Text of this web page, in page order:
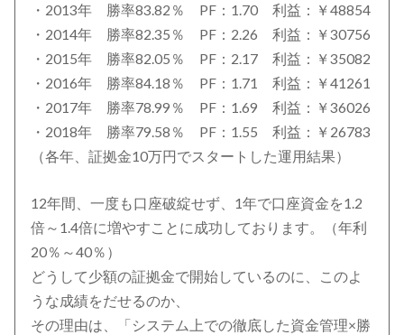
・2013年 勝率83.82％ PF：1.70 利益：￥48854
・2014年 勝率82.35％ PF：2.26 利益：￥30756
・2015年 勝率82.05％ PF：2.17 利益：￥35082
・2016年 勝率84.18％ PF：1.71 利益：￥41261
・2017年 勝率78.99％ PF：1.69 利益：￥36026
・2018年 勝率79.58％ PF：1.55 利益：￥26783
（各年、証拠金10万円でスタートした運用結果）
12年間、一度も口座破綻せず、1年で口座資金を1.2
倍～1.4倍に増やすことに成功しております。（年利
20％～40％）
どうして少額の証拠金で開始しているのに、このよ
うな成績をだせるのか、
その理由は、「システム上での徹底した資金管理×勝